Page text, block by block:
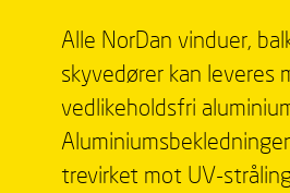
Alle NorDan vinduer,
skyvedører kan leveres
vedlikeholdsfri
trevirket mot UV-